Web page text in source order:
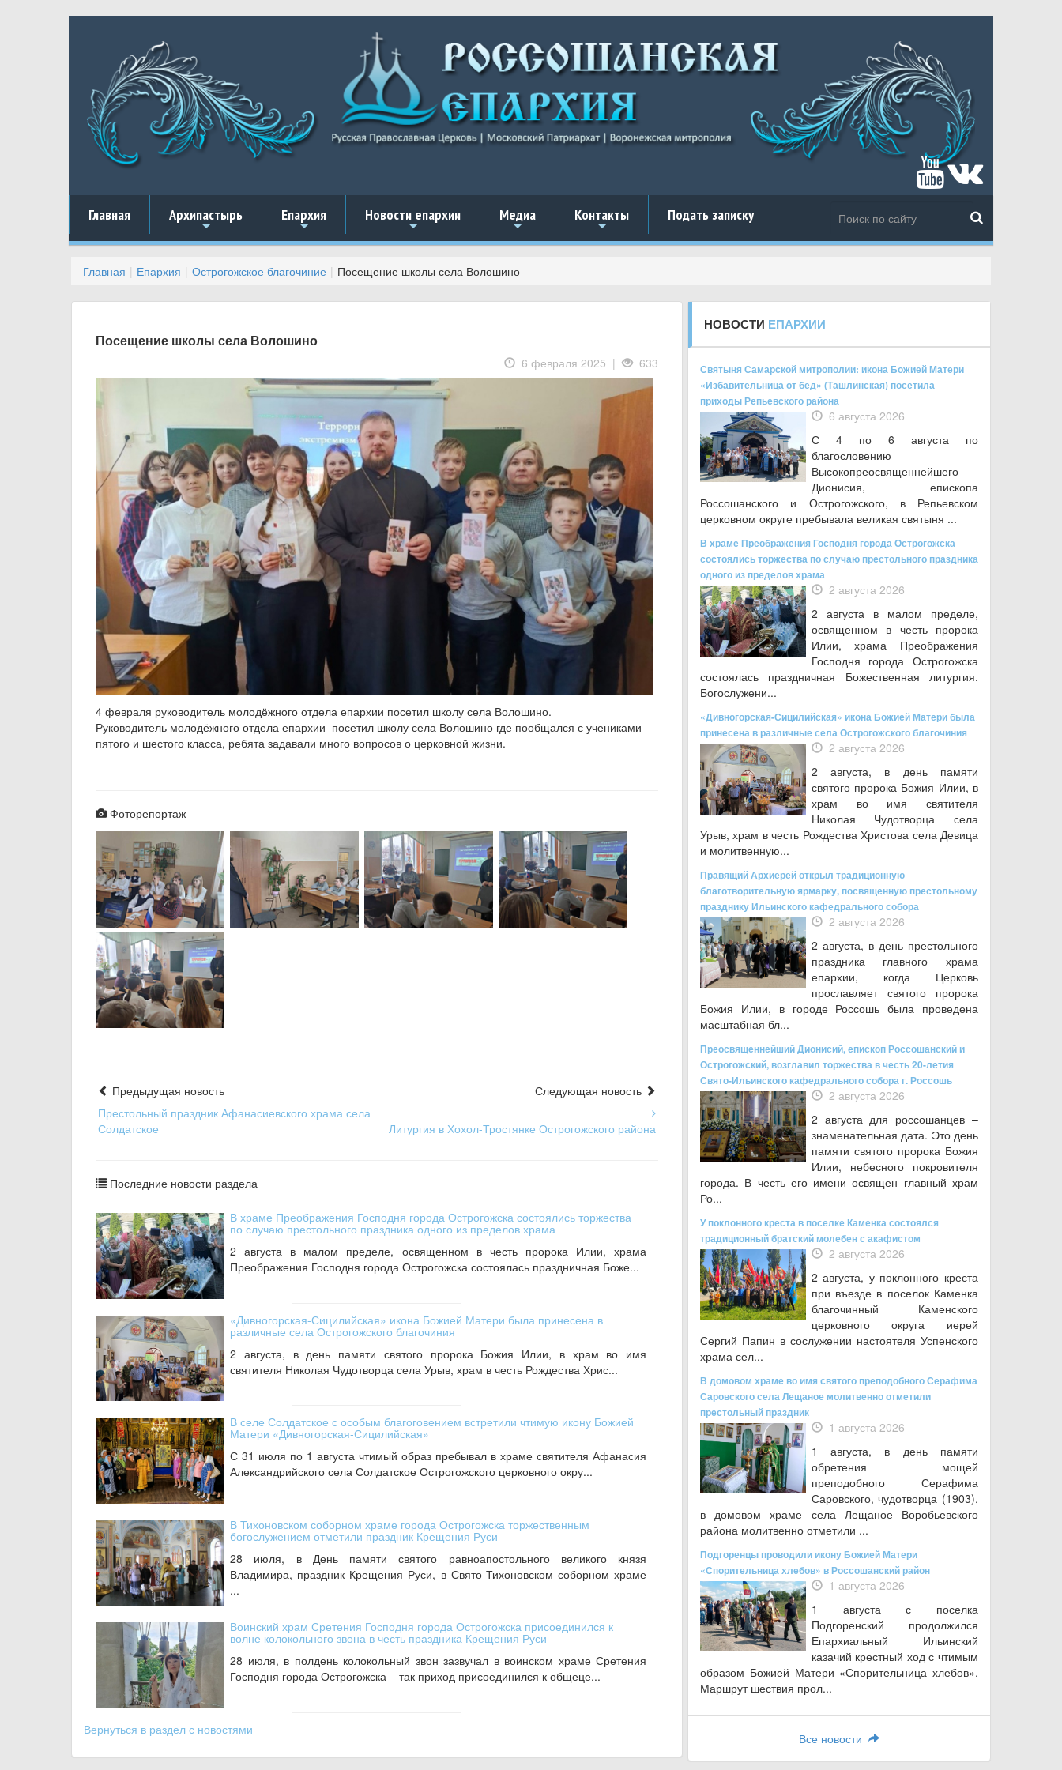
Главная
+
Архипастырь
+
Епархия
+
Новости епархии
+
Медиа
+
Контакты Подать записку
Главная Епархия Острогожское благочиние Посещение школы села Волошино
Посещение школы села Волошино
6 февраля 2025 | 633
4 февраля руководитель молодёжного отдела епархии посетил школу села Волошино.
Руководитель молодёжного отдела епархии посетил школу села Волошино где пообщался с учениками
пятого и шестого класса, ребята задавали много вопросов о церковной жизни.
Фоторепортаж
Предыдущая новость
Престольный праздник Афанасиевского храма села
Солдатское
Следующая новость
Литургия в Хохол-Тростянке Острогожского района
Последние новости раздела
В храме Преображения Господня города Острогожска состоялись торжества
по случаю престольного праздника одного из пределов храма
2 августа в малом пределе, освященном в честь пророка Илии, храма
Преображения Господня города Острогожска состоялась праздничная Боже...
«Дивногорская-Сицилийская» икона Божией Матери была принесена в
различные села Острогожского благочиния
2 августа, в день памяти святого пророка Божия Илии, в храм во имя
святителя Николая Чудотворца села Урыв, храм в честь Рождества Хрис...
В селе Солдатское с особым благоговением встретили чтимую икону Божией
Матери «Дивногорская-Сицилийская»
С 31 июля по 1 августа чтимый образ пребывал в храме святителя Афанасия
Александрийского села Солдатское Острогожского церковного окру...
В Тихоновском соборном храме города Острогожска торжественным
богослужением отметили праздник Крещения Руси
28 июля, в День памяти святого равноапостольного великого князя
Владимира, праздник Крещения Руси, в Свято-Тихоновском соборном храме
...
Воинский храм Сретения Господня города Острогожска присоединился к
волне колокольного звона в честь праздника Крещения Руси
28 июля, в полдень колокольный звон зазвучал в воинском храме Сретения
Господня города Острогожска – так приход присоединился к общеце...
Вернуться в раздел с новостями
НОВОСТИ ЕПАРХИИ
Святыня Самарской митрополии: икона Божией Матери
«Избавительница от бед» (Ташлинская) посетила
приходы Репьевского района
6 августа 2026
С 4 по 6 августа по
благословению
Высокопреосвященнейшего
Дионисия, епископа
Россошанского и Острогожского, в Репьевском
церковном округе пребывала великая святыня ...
В храме Преображения Господня города Острогожска
состоялись торжества по случаю престольного праздника
одного из пределов храма
2 августа 2026
2 августа в малом пределе,
освященном в честь пророка
Илии, храма Преображения
Господня города Острогожска
состоялась праздничная Божественная литургия.
Богослужени...
«Дивногорская-Сицилийская» икона Божией Матери была
принесена в различные села Острогожского благочиния
2 августа 2026
2 августа, в день памяти
святого пророка Божия Илии, в
храм во имя святителя
Николая Чудотворца села
Урыв, храм в честь Рождества Христова села Девица
и молитвенную...
Правящий Архиерей открыл традиционную
благотворительную ярмарку, посвященную престольному
празднику Ильинского кафедрального собора
2 августа 2026
2 августа, в день престольного
праздника главного храма
епархии, когда Церковь
прославляет святого пророка
Божия Илии, в городе Россошь была проведена
масштабная бл...
Преосвященнейший Дионисий, епископ Россошанский и
Острогожский, возглавил торжества в честь 20-летия
Свято-Ильинского кафедрального собора г. Россошь
2 августа 2026
2 августа для россошанцев –
знаменательная дата. Это день
памяти святого пророка Божия
Илии, небесного покровителя
города. В честь его имени освящен главный храм
Ро...
У поклонного креста в поселке Каменка состоялся
традиционный братский молебен с акафистом
2 августа 2026
2 августа, у поклонного креста
при въезде в поселок Каменка
благочинный Каменского
церковного округа иерей
Сергий Папин в сослужении настоятеля Успенского
храма сел...
В домовом храме во имя святого преподобного Серафима
Саровского села Лещаное молитвенно отметили
престольный праздник
1 августа 2026
1 августа, в день памяти
обретения мощей
преподобного Серафима
Саровского, чудотворца (1903),
в домовом храме села Лещаное Воробьевского
района молитвенно отметили ...
Подгоренцы проводили икону Божией Матери
«Спорительница хлебов» в Россошанский район
1 августа 2026
1 августа с поселка
Подгоренский продолжился
Епархиальный Ильинский
казачий крестный ход с чтимым
образом Божией Матери «Спорительница хлебов».
Маршрут шествия прол...
Все новости